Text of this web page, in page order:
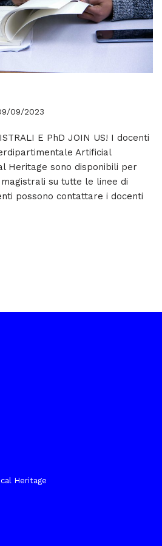
09/2023
E PhD JOIN US! I docenti
Artificial
Heritage sono disponibili per
su tutte le linee di
possono contattare i docenti
Heritage